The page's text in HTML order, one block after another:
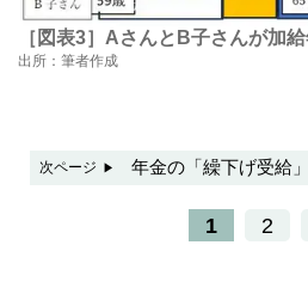
［図表3］AさんとB子さんが加
出所：筆者作成
次ページ 年金の「繰下げ受給
1 2